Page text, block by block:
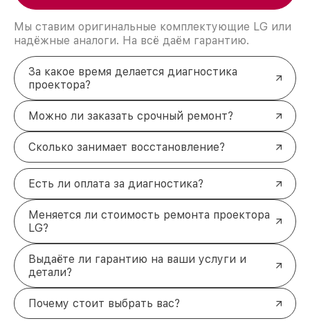
Мы ставим оригинальные комплектующие LG или
надёжные аналоги. На всё даём гарантию.
За какое время делается диагностика
проектора?
Можно ли заказать срочный ремонт?
Сколько занимает восстановление?
Есть ли оплата за диагностика?
Меняется ли стоимость ремонта проектора
LG?
Выдаёте ли гарантию на ваши услуги и
детали?
Почему стоит выбрать вас?